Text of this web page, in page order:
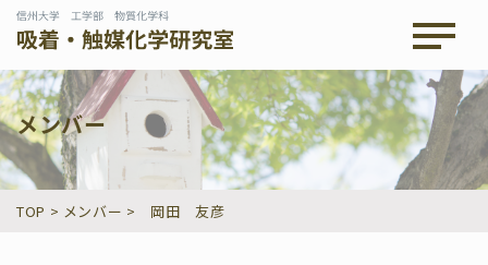
メニュ
メンバー
TOP > メンバー > 岡田 友彦